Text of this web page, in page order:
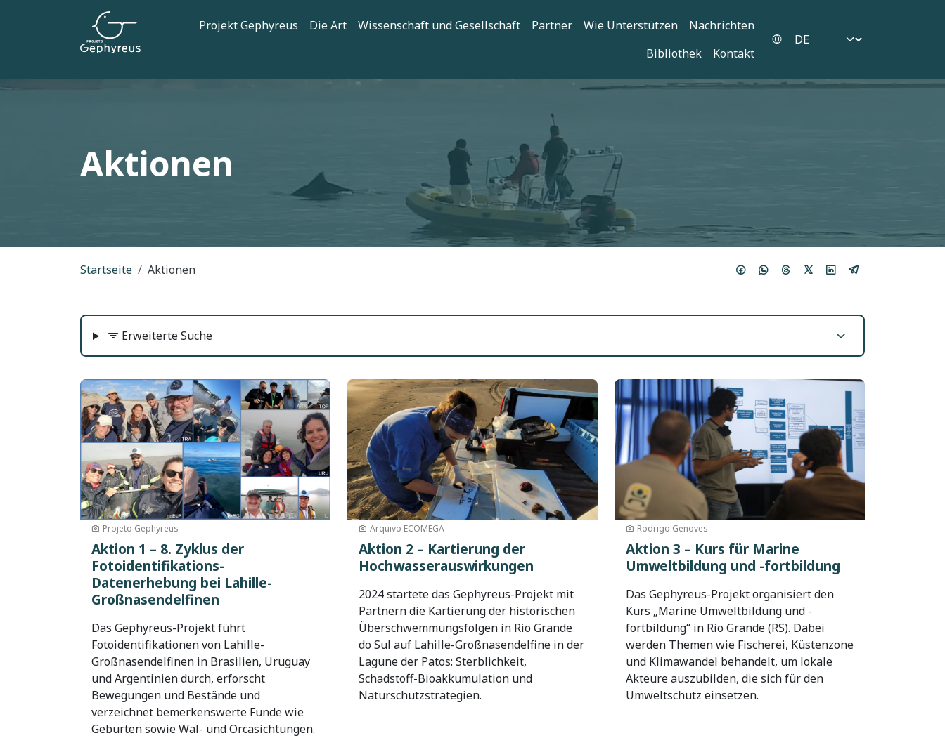
Hauptnavigation
Projekt Gephyreus Die Art Wissenschaft und Gesellschaft Partner Wie Unterstützen
Nachrichten
Bibliothek
Kontakt
Select your language
Aktionen
Pfadnavigation
Startseite Aktionen
Erweiterte Suche
Bild
Projeto Gephyreus
Aktion 1 – 8. Zyklus der
Fotoidentifikations-
Datenerhebung bei Lahille-
Großnasendelfinen
Das Gephyreus-Projekt führt
Fotoidentifikationen von Lahille-
Großnasendelfinen in Brasilien, Uruguay
und Argentinien durch, erforscht
Bewegungen und Bestände und
verzeichnet bemerkenswerte Funde wie
Geburten sowie Wal- und Orcasichtungen.
Bild
Arquivo ECOMEGA
Aktion 2 – Kartierung der
Hochwasserauswirkungen
2024 startete das Gephyreus-Projekt mit
Partnern die Kartierung der historischen
Überschwemmungsfolgen in Rio Grande
do Sul auf Lahille-Großnasendelfine in der
Lagune der Patos: Sterblichkeit,
Schadstoff-Bioakkumulation und
Naturschutzstrategien.
Bild
Rodrigo Genoves
Aktion 3 – Kurs für Marine
Umweltbildung und -fortbildung
Das Gephyreus-Projekt organisiert den
Kurs „Marine Umweltbildung und -
fortbildung“ in Rio Grande (RS). Dabei
werden Themen wie Fischerei, Küstenzone
und Klimawandel behandelt, um lokale
Akteure auszubilden, die sich für den
Umweltschutz einsetzen.